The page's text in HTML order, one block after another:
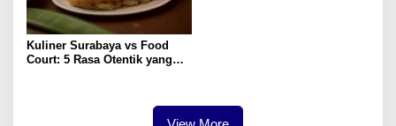
Kuliner Surabaya vs Food
Court: 5 Rasa Otentik yang